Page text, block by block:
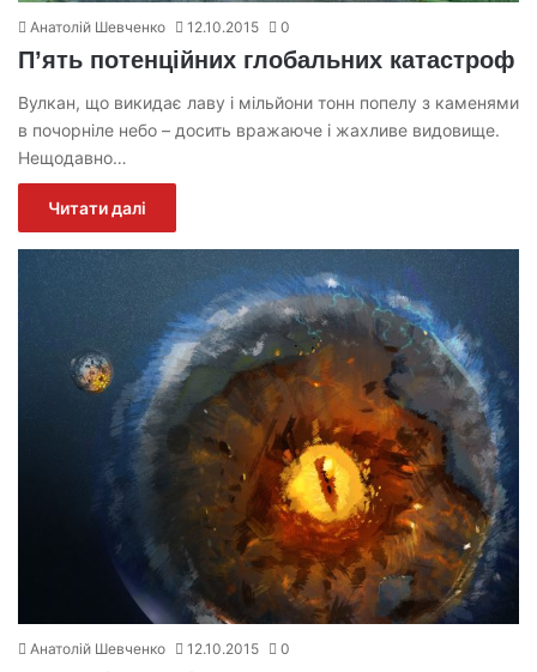
Анатолій Шевченко 12.10.2015 0
П’ять потенційних глобальних катастроф
Вулкан, що викидає лаву і мільйони тонн попелу з каменями
в почорніле небо – досить вражаюче і жахливе видовище.
Нещодавно…
Читати далі
Анатолій Шевченко 12.10.2015 0